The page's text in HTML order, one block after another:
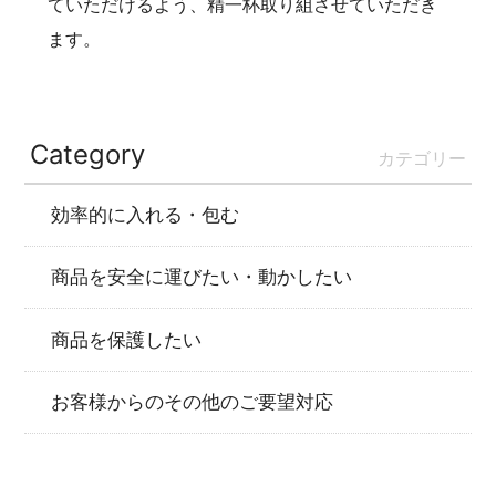
ていただけるよう、精一杯取り組させていただき
ます。
Category カテゴリー
効率的に入れる・包む
商品を安全に運びたい・動かしたい
商品を保護したい
お客様からのその他のご要望対応